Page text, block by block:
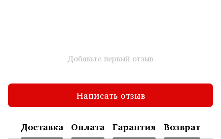
Добавьте первый отзыв
Написать отзыв
Доставка Оплата Гарантия Возврат